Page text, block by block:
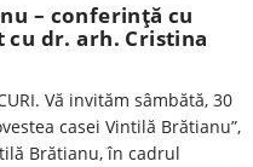
– conferinţă cu
dr. arh. Cristina
Vă invităm sâmbătă, 30
casei Vintilă Brătianu”,
Brătianu, în cadrul